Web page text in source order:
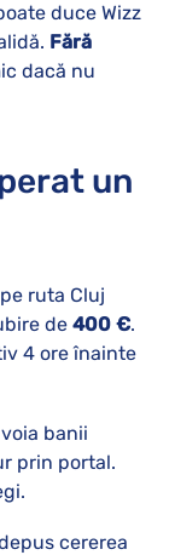
duce Wizz
Fără
dacă nu
un
ruta Cluj
de 400 €.
4 ore înainte
banii
prin portal.
cererea